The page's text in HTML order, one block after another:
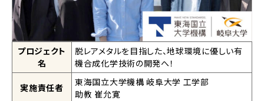
プロジェクト
名
脱レアメタルを目指した、地球環境に優しい有
機合成化学技術の開発へ！
実施責任者
東海国立大学機構 岐阜大学 工学部
助教 崔允寛